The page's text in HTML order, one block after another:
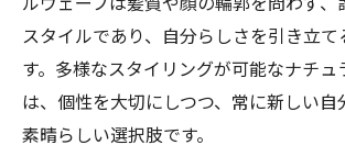
ルのポイント
トレンドを抑えたスタイルチ
ファッションとの相性を考慮
イル
スタイルであり、自分らしさを引き立
す。多様なスタイリングが可能なナチュ
は、個性を大切にしつつ、常に新しい自
素晴らしい選択肢です。